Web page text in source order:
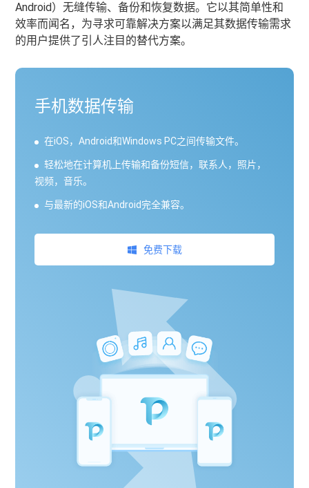
Android）无缝传输、备份和恢复数据。它以其简单性和
效率而闻名，为寻求可靠解决方案以满足其数据传输需求
的用户提供了引人注目的替代方案。
手机数据传输
在iOS，Android和Windows PC之间传输文件。
轻松地在计算机上传输和备份短信，联系人，照片，
视频，音乐。
与最新的iOS和Android完全兼容。
免费下载